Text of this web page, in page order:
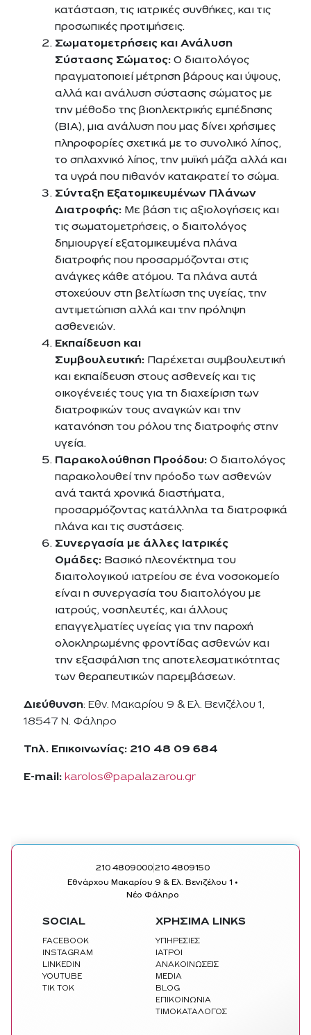
κατάσταση, τις ιατρικές συνθήκες, και τις
προσωπικές προτιμήσεις.
Σωματομετρήσεις και Ανάλυση
Σύστασης Σώματος:Ο διαιτολόγος
πραγματοποιεί μέτρηση βάρους και ύψους,
αλλά και ανάλυση σύστασης σώματος με
την μέθοδο της βιοηλεκτρικής εμπέδησης
(BIA), μια ανάλυση που μας δίνει χρήσιμες
πληροφορίες σχετικά με το συνολικό λίπος,
το σπλαχνικό λίπος, την μυϊκή μάζα αλλά και
τα υγρά που πιθανόν κατακρατεί το σώμα.
Σύνταξη Εξατομικευμένων Πλάνων
Διατροφής: Με βάση τις αξιολογήσεις και
τις σωματομετρήσεις, ο διαιτολόγος
δημιουργεί εξατομικευμένα πλάνα
διατροφής που προσαρμόζονται στις
ανάγκες κάθε ατόμου. Τα πλάνα αυτά
στοχεύουν στη βελτίωση της υγείας, την
αντιμετώπιση αλλά και την πρόληψη
ασθενειών.
Εκπαίδευση και
Συμβουλευτική: Παρέχεται συμβουλευτική
και εκπαίδευση στους ασθενείς και τις
οικογένειές τους για τη διαχείριση των
διατροφικών τους αναγκών και την
κατανόηση του ρόλου της διατροφής στην
υγεία.
Παρακολούθηση Προόδου:Ο διαιτολόγος
παρακολουθεί την πρόοδο των ασθενών
ανά τακτά χρονικά διαστήματα,
προσαρμόζοντας κατάλληλα τα διατροφικά
πλάνα και τις συστάσεις.
Συνεργασία με άλλες Ιατρικές
Ομάδες: Βασικό πλεονέκτημα του
διαιτολογικού ιατρείου σε ένα νοσοκομείο
είναι η συνεργασία του διαιτολόγου με
ιατρούς, νοσηλευτές, και άλλους
επαγγελματίες υγείας για την παροχή
ολοκληρωμένης φροντίδας ασθενών και
την εξασφάλιση της αποτελεσματικότητας
των θεραπευτικών παρεμβάσεων.
Διεύθυνση: Εθν. Μακαρίου 9 & Ελ. Βενιζέλου 1,
18547 Ν. Φάληρο
Τηλ. Επικοινωνίας: 210 48 09 684
E-mail: karolos@papalazarou.gr
210 4809000| 210 4809150
Εθνάρχου Μακαρίου 9 & Ελ. Βενιζέλου 1 •
Νέο Φάληρο
SOCIAL
FACEBOOK
INSTAGRAM
LINKEDIN
YOUTUBE
TIK TOK
ΧΡΗΣΙΜΑ LINKS
ΥΠΗΡΕΣΙΕΣ
ΙΑΤΡΟΙ
ΑΝΑΚΟΙΝΩΣΕΙΣ
MEDIA
BLOG
ΕΠΙΚΟΙΝΩΝΙΑ
ΤΙΜΟΚΑΤΑΛΟΓΟΣ